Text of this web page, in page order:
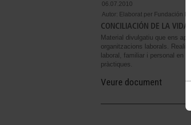
06.07.2010
Autor: Elaborat per Fundación
CONCILIACIÓN DE LA VIDA
Material divulgatiu que ens
organitzacions laborals.
laboral, familiar i personal en
pràctiques.
Veure document